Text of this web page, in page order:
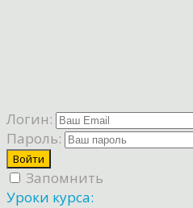
Логин:
Пароль:
Запомнить
Уроки курса: